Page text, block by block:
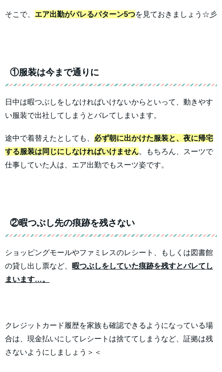
そこで、 エア出勤がバレるパターン5つを見ておきましょう☆彡
①服装は今まで通りに
日中は暇つぶしをしなければいけないからといって、動きやす
い服装で出社してしまうとバレてしまいます。
途中で着替えたとしても、 必ず朝に出かけた服装と、夜に帰宅
する服装は同じにしなければいけません。もちろん、スーツで
仕事していた人は、エア出勤でもスーツ姿です。
②暇つぶし先の痕跡を残さない
ショッピングモールやファミレスのレシート、もしくは図書館
の貸し出し票など、 暇つぶしをしていた痕跡を残すとバレてし
まいます…。
クレジットカード履歴を家族も確認できるようになっている場
合は、現金払いにしてレシートは捨ててしまうなど、証拠は残
さないようにしましょう＞＜